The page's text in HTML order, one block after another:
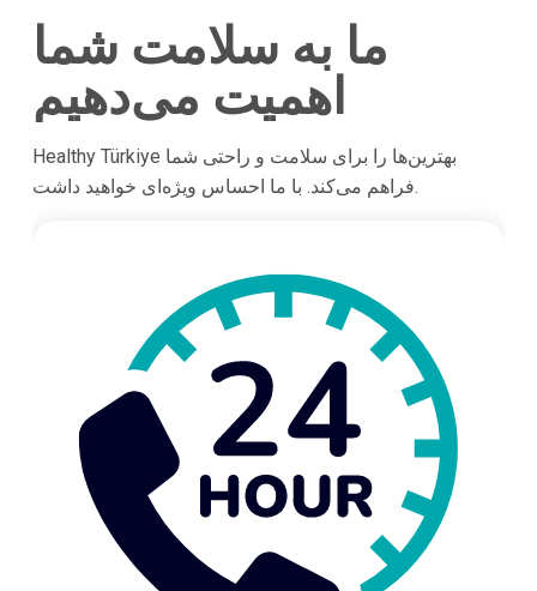
ما به سلامت شما
اهمیت می‌دهیم
Healthy Türkiye بهترین‌ها را برای سلامت و راحتی شما
فراهم می‌کند. با ما احساس ویژه‌ای خواهید داشت.